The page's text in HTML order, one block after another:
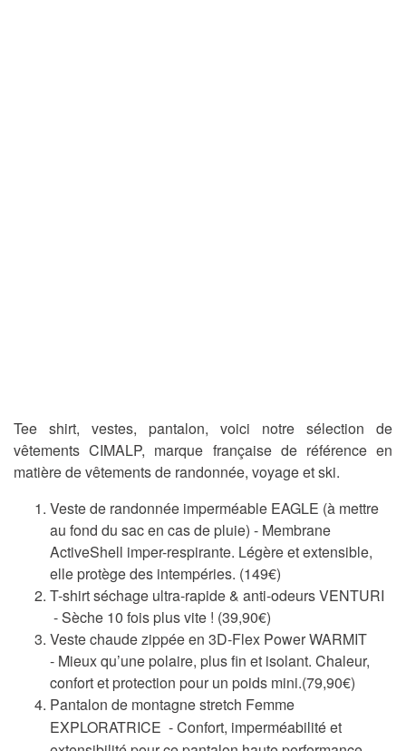
Tee shirt, vestes, pantalon, voici notre sélection de
vêtements CIMALP, marque française de référence en
matière de vêtements de randonnée, voyage et ski.
Veste de randonnée imperméable EAGLE (à mettre
au fond du sac en cas de pluie) - Membrane
ActiveShell imper-respirante. Légère et extensible,
elle protège des intempéries. (149€)
T-shirt séchage ultra-rapide & anti-odeurs VENTURI
- Sèche 10 fois plus vite ! (39,90€)
Veste chaude zippée en 3D-Flex Power WARMIT
- Mieux qu’une polaire, plus fin et isolant. Chaleur,
confort et protection pour un poids mini.(79,90€)
Pantalon de montagne stretch Femme
EXPLORATRICE -Confort, imperméabilité et